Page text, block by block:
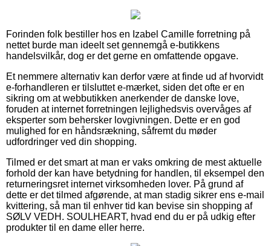
Forinden folk bestiller hos en Izabel Camille forretning på
nettet burde man ideelt set gennemgå e-butikkens
handelsvilkår, dog er det gerne en omfattende opgave.
Et nemmere alternativ kan derfor være at finde ud af hvorvidt
e-forhandleren er tilsluttet e-mærket, siden det ofte er en
sikring om at webbutikken anerkender de danske love,
foruden at internet forretningen lejlighedsvis overvåges af
eksperter som behersker lovgivningen. Dette er en god
mulighed for en håndsrækning, såfremt du møder
udfordringer ved din shopping.
Tilmed er det smart at man er vaks omkring de mest aktuelle
forhold der kan have betydning for handlen, til eksempel den
returneringsret internet virksomheden lover. På grund af
dette er det tilmed afgørende, at man stadig sikrer ens e-mail
kvittering, så man til enhver tid kan bevise sin shopping af
SØLV VEDH. SOULHEART, hvad end du er på udkig efter
produkter til en dame eller herre.